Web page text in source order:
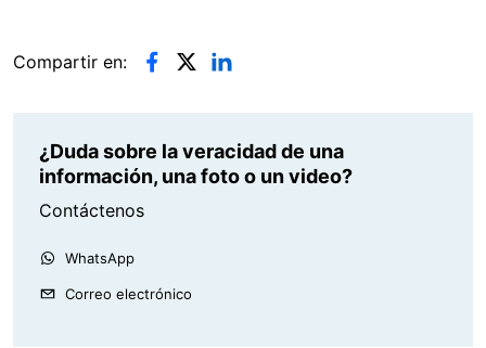
Compartir en:
¿Duda sobre la veracidad de una
información, una foto o un video?
Contáctenos
WhatsApp
Correo electrónico